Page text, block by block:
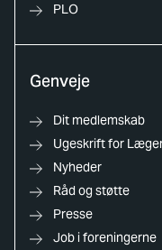
PLO
Genveje
Dit medlemskab
Ugeskrift for
Nyheder
Råd og støtte
Presse
Job i foreningerne